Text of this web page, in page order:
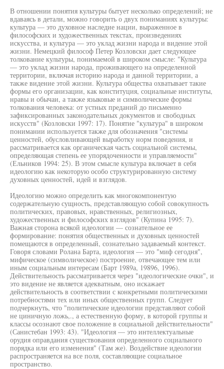
В отношении понятия культуры бытует несколько определений; не
вдаваясь в детали, можно говорить о двух пониманиях культуры:
культура — это духовное наследие нации, выраженное в
философских и художественных текстах, произведениях
искусства, и культура — это уклад жизни народа и видение этой
жизни. Немецкий философ Петер Козловски дает следующее
толкование культуры, понимаемой в широком смысле: "Культура
— это уклад жизни народа, проживающего на определенной
территории, включая историю народа и данной территории, а
также видение этой жизни. Культура общества охватывает такие
формы его организации, как конституция, социальные институты,
нравы и обычаи, а также языковые и символические формы
толкования человека: от устных преданий до письменно
зафиксированных законодательных документов и свободных
искусств" (Козловски 1997: 17). Понятие "культура" в широком
понимании используется также для обозначения "системы
ценностей, обусловливающей выработку норм поведения, и
рассматривается как органическая часть социальной системы,
определяющая степень ее упорядоченности и управляемости"
(Ельников 1994: 25). В этом смысле культура включает в себя
идеологию как некоторую особо структурированную систему
духовных ценностей, идей и взглядов.
Идеологию можно определить как многокомпонентую
содержательную сущность, представляющую собой совокупность
политических, правовых, нравственных, религиозных,
художественных и философских взглядов" (Купина 1995: 7).
Важная сторона всякой идеологии — сознательное ее
формирование: понятия общественных и духовных ценностей
помещаются в определенный, сознательно задаваемый контекст.
Говоря словами Ролана Барта, идеология — это "миф сегодня",
мифическое (символическое) построение, отвечающее тем или
иным социальным интересам (Барт 1989а, 19896, 1996).
Действительность рассматривается через "идеологические очки", и
это видение не является адекватным, оно искажает
действительность в соответствии с конкретными политическими
потребностями тех или иных общественных групп. Следует
подчеркнуть, что "политические идеологии представляют собой
не циничную ложь,., а естественную форму, в которой группы и
классы осознают свое положение в социальной действительности"
(Санистебан 1993: 43). "Идеология — это интеллектуальные
орудия оправдания существования определенного социального
порядка или его изменения" (Там же). Воздействие идеологии
распространяется на все поля, составляющие социальное
пространство.